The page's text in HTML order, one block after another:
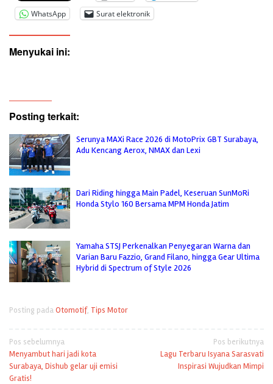
WhatsApp
Surat elektronik
Menyukai ini:
Posting terkait:
Serunya MAXi Race 2026 di MotoPrix GBT Surabaya,
Adu Kencang Aerox, NMAX dan Lexi
Dari Riding hingga Main Padel, Keseruan SunMoRi
Honda Stylo 160 Bersama MPM Honda Jatim
Yamaha STSJ Perkenalkan Penyegaran Warna dan
Varian Baru Fazzio, Grand Filano, hingga Gear Ultima
Hybrid di Spectrum of Style 2026
Posting padaOtomotif, Tips Motor
Navigasi
pos
Pos sebelumnya
Menyambut hari jadi kota
Surabaya, Dishub gelar uji emisi
Gratis!
Pos berikutnya
Lagu Terbaru Isyana Sarasvati
Inspirasi Wujudkan Mimpi